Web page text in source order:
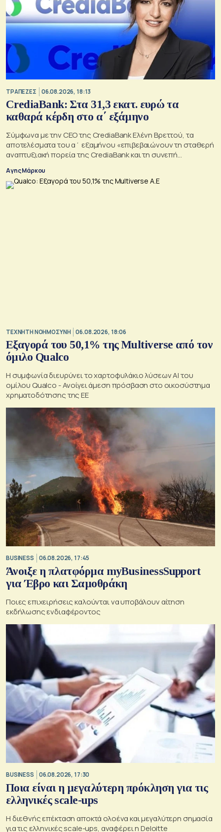
ΤΡΑΠΕΖΕΣ 06.08.2026, 18:13
CrediaBank: Στα 31,3 εκατ. ευρώ τα
καθαρά κέρδη στο α΄ εξάμηνο
Σύμφωνα με την CEO της CrediaBank Ελένη Βρεττού, τα
αποτελέσματα του α΄ εξαμήνου «επιβεβαιώνουν τη σταθερή
αναπτυξιακή πορεία της CrediaBank και τη συνεπή
Αγης Μάρκου
TΕΧΝΗΤΗ ΝΟΗΜΟΣΥΝΗ 06.08.2026, 18:06
Εξαγορά του 50,1% της Multiverse από τον
όμιλο Qualco
Η συμφωνία διευρύνει το χαρτοφυλάκιο λύσεων ΑΙ του
ομίλου Qualco - Ανοίγει άμεση πρόσβαση στο οικοσύστημα
χρηματοδότησης της ΕΕ
BUSINESS 06.08.2026, 17:45
Άνοιξε η πλατφόρμα myBusinessSupport
για Έβρο και Σαμοθράκη
Ποιες επιχειρήσεις καλούνται να υποβάλουν αίτηση
εκδήλωσης ενδιαφέροντος
BUSINESS 06.08.2026, 17:30
Ποια είναι η μεγαλύτερη πρόκληση για τις
ελληνικές scale-ups
Η διεθνής επέκταση αποκτά ολοένα και μεγαλύτερη σημασία
για τις ελληνικές scale-ups, αναφέρει η Deloitte